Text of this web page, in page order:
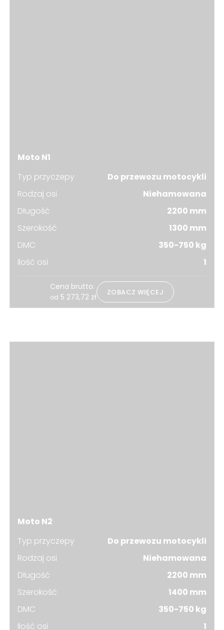
Moto N1
Typ przyczepy
Do przewozu motocykli
Rodzaj osi
Niehamowana
Długość
2200 mm
Szerokość
1300 mm
DMC
350-750 kg
Ilość osi
1
Cena brutto:
od 5 273,72 zł ZOBACZ WIĘCEJ
Moto N2
Typ przyczepy
Do przewozu motocykli
Rodzaj osi
Niehamowana
Długość
2200 mm
Szerokość
1400 mm
DMC
350-750 kg
Ilość osi
1